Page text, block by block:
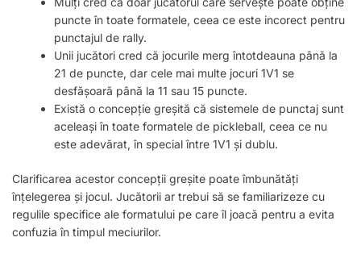
puncte în toate formatele, ceea ce este incorect pentru
punctajul de rally.
Unii jucători cred că jocurile merg întotdeauna până la
21 de puncte, dar cele mai multe jocuri 1V1 se
desfășoară până la 11 sau 15 puncte.
Există o concepție greșită că sistemele de punctaj sunt
aceleași în toate formatele de pickleball, ceea ce nu
este adevărat, în special între 1V1 și dublu.
Clarificarea acestor concepții greșite poate îmbunătăți
înțelegerea și jocul. Jucătorii ar trebui să se familiarizeze cu
regulile specifice ale formatului pe care îl joacă pentru a evita
confuzia în timpul meciurilor.